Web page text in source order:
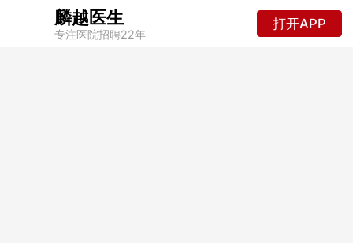
麟越医生
专注医院招聘22年
打开APP